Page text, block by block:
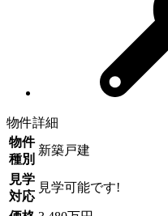
物件詳細
物件
種別
新築戸建
見学
対応
見学可能です!